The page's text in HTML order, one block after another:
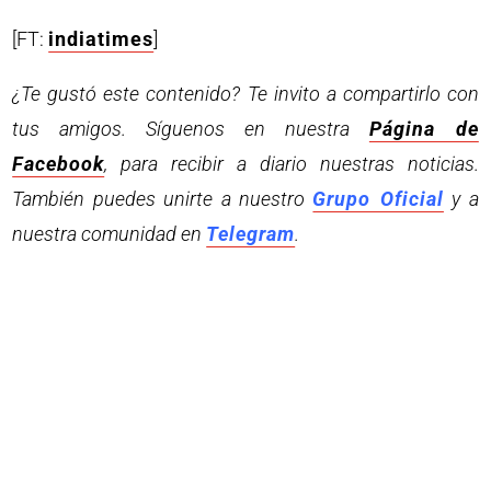
[FT: indiatimes]
¿Te gustó este contenido? Te invito a compartirlo con
tus amigos. Síguenos en nuestra Página de
Facebook, para recibir a diario nuestras noticias.
También puedes unirte a nuestro Grupo Oficial y a
nuestra comunidad en Telegram.